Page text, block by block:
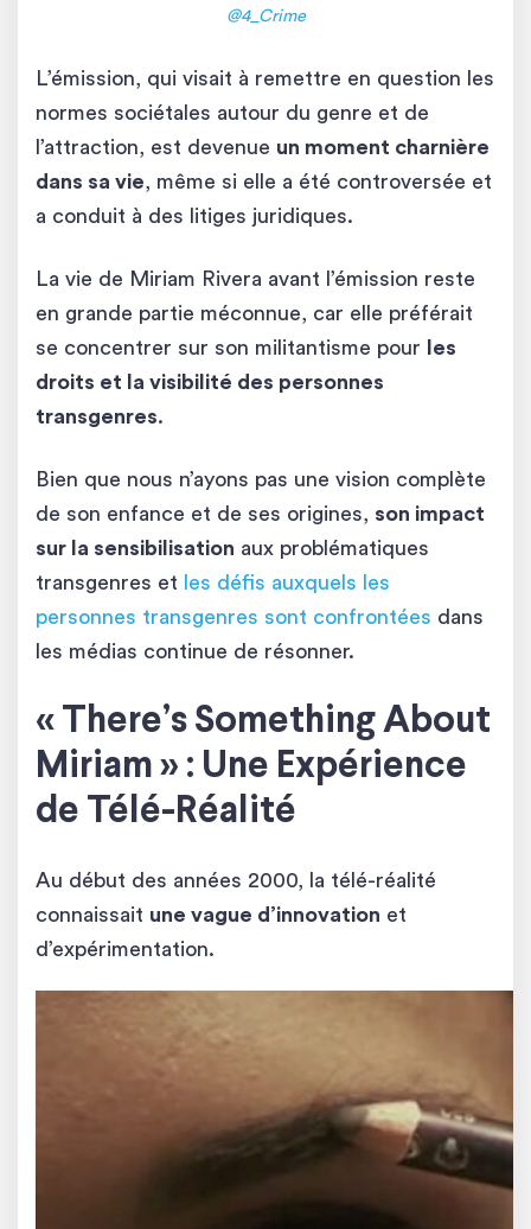
@4_Crime
L’émission, qui visait à remettre en question les
normes sociétales autour du genre et de
l’attraction, est devenue un moment charnière
dans sa vie, même si elle a été controversée et
a conduit à des litiges juridiques.
La vie de Miriam Rivera avant l’émission reste
en grande partie méconnue, car elle préférait
se concentrer sur son militantisme pour
les
droits et la visibilité des personnes
transgenres.
Bien que nous n’ayons pas une vision complète
de son enfance et de ses origines, son impact
sur la sensibilisation aux problématiques
transgenres et
les défis auxquels les
personnes transgenres sont confrontées dans
les médias continue de résonner.
« There’s Something About
Miriam » : Une Expérience
de Télé-Réalité
Au début des années 2000, la télé-réalité
connaissait une vague d’innovation et
d’expérimentation.